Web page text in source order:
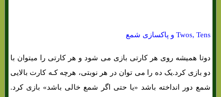
Twos, Tens و پاکسازی شمع
دوتا همیشه روی هر کارتی بازی می شود و هر کارتی را میتوان با
دو بازی کرد.یک ده را می توان در هر نوبتی، هرچه کـه کارت بالایی
شمع دور انداخته باشد «یا حتی اگر شمع خالی باشد» بازی کرد.